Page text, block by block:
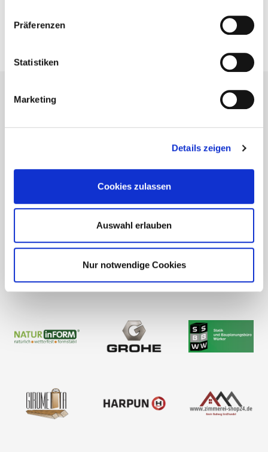
Präferenzen
Statistiken
Marketing
Details zeigen
Cookies zulassen
Auswahl erlauben
Nur notwendige Cookies
Kataloge
Bemessung